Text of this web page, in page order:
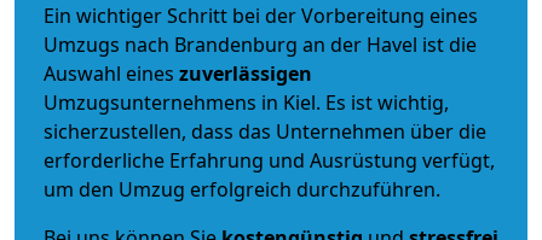
Ein wichtiger Schritt bei der Vorbereitung eines
Umzugs nach Brandenburg an der Havel ist die
Auswahl eines zuverlässigen
Umzugsunternehmens in Kiel. Es ist wichtig,
sicherzustellen, dass das Unternehmen über die
erforderliche Erfahrung und Ausrüstung verfügt,
um den Umzug erfolgreich durchzuführen.